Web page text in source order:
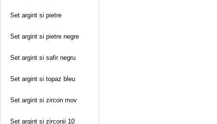
Set argint si pietre
Set argint si pietre negre
Set argint si safir negru
Set argint si topaz bleu
Set argint si zircon mov
Set argint si zirconii 10